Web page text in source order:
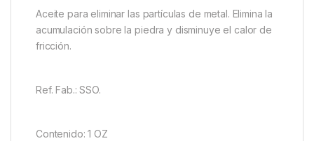
Aceite para eliminar las partículas de metal. Elimina la
acumulación sobre la piedra y disminuye el calor de
fricción.
Ref. Fab.: SSO.
Contenido: 1 OZ